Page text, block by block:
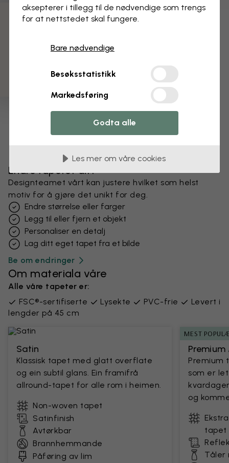
Endre tapetet ditt
Designteamet vårt kan justere hvilket som helst
motiv for å gjøre det unikt for deg.
Endre størrelse eller farger
Legg til eller fjern et objekt
Personaliser en detalj
Lag ditt eget tapet fra et bilde
Be om endringer
Om materiala våre
Alle våre tapeter er:
FSC®-sertifiserte
Lysekte PVC-frie
Levert i
lengder på 45 cm
Satin
Klassisk tapet med glatt overflate
og ein subtil glans. Ein framifrå
allround-tapet for alle rom i heimen.
Non-woven tapet
Satinfinish
Avtørkbar
Brannhemmande
Påføring av lim
MEST
Premium
som er
og
tapet
Tåler
aksepterer i tillegg til de nødvendige som trengs
for at nettstedet skal fungere.
Bare nødvendige
Besøksstatistikk
Markedsføring
Godta alle
Les mer om våre cookies